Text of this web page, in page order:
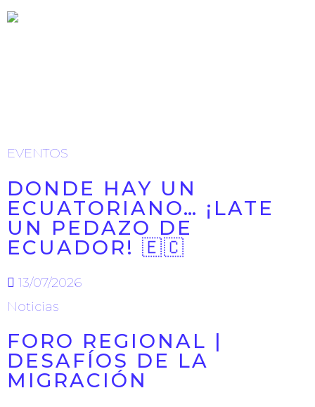
EVENTOS
DONDE HAY UN
ECUATORIANO… ¡LATE
UN PEDAZO DE
ECUADOR! 🇪🇨
13/07/2026
Noticias
FORO REGIONAL |
DESAFÍOS DE LA
MIGRACIÓN